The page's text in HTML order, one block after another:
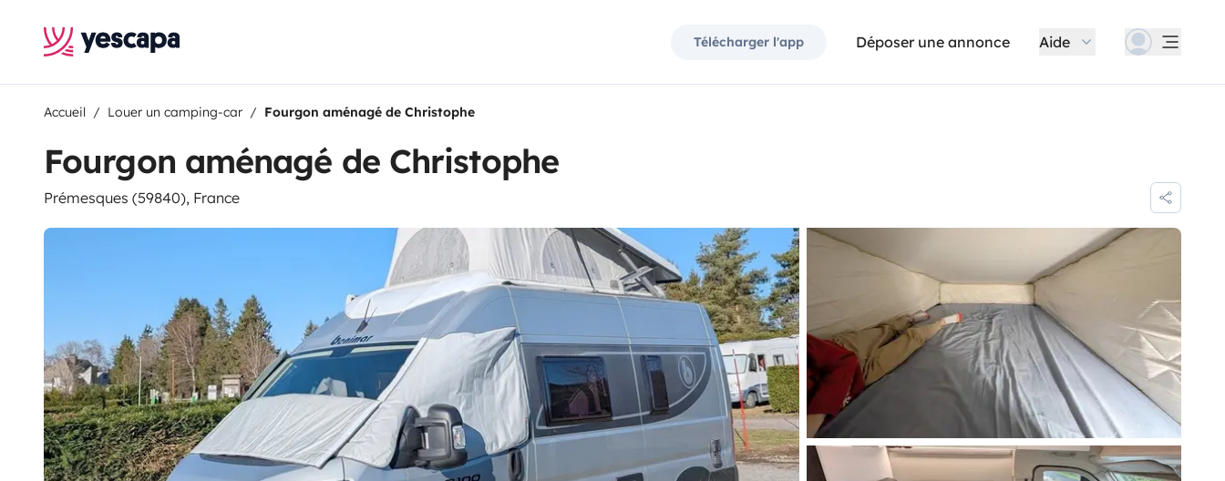
Télécharger l'app Déposer une annonce Aide
Accueil Louer un camping-car Fourgon aménagé de Christophe
Fourgon aménagé de Christophe
Prémesques (59840), France